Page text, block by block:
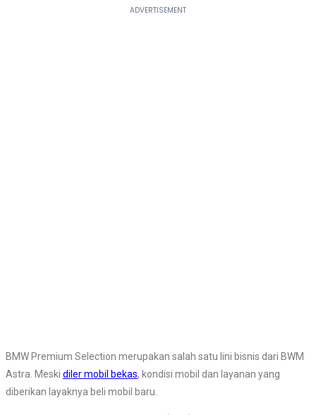
BMW Premium Selection merupakan salah satu lini bisnis dari BWM
Astra. Meski diler mobil bekas, kondisi mobil dan layanan yang
diberikan layaknya beli mobil baru.